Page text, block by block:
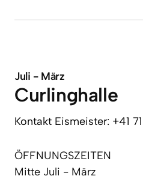
Juli - März
Curlinghalle
Kontakt Eismeister: +41 71
ÖFFNUNGSZEITEN
Mitte Juli - März